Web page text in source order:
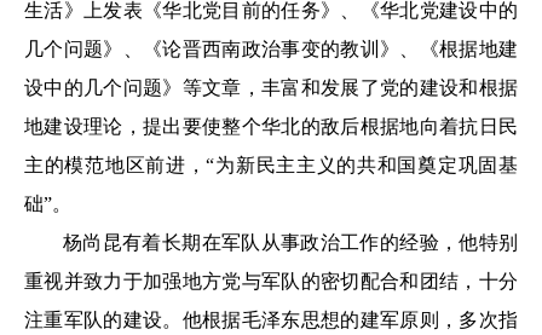
生活》上发表《华北党目前的任务》、《华北党建设中的
几个问题》、《论晋西南政治事变的教训》、《根据地建
设中的几个问题》等文章，丰富和发展了党的建设和根据
地建设理论，提出要使整个华北的敌后根据地向着抗日民
主的模范地区前进，“为新民主主义的共和国奠定巩固基
础”。
杨尚昆有着长期在军队从事政治工作的经验，他特别
重视并致力于加强地方党与军队的密切配合和团结，十分
注重军队的建设。他根据毛泽东思想的建军原则，多次指